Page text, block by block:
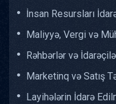
İnsan Resursları
Maliyyə, Vergi və
Rəhbərlər və
Marketinq və Satış
Layihələrin İdarə